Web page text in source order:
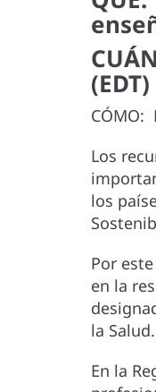
(EDT)
CÓMO:
Los
los
Por
en la
la Salud.
En la